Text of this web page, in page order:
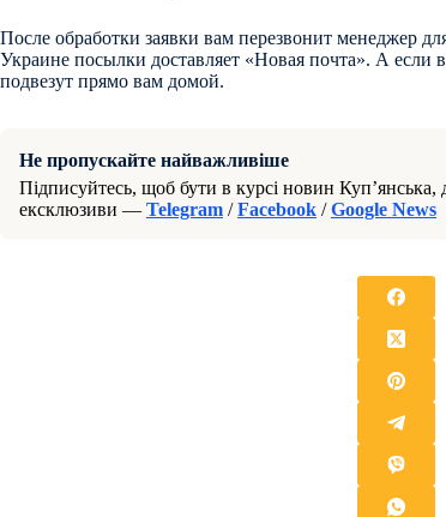
После обработки заявки вам перезвонит менеджер
Украине посылки доставляет «Новая почта». А если
подвезут прямо вам домой.
Не пропускайте найважливіше
Підписуйтесь, щоб бути в курсі новин Куп’янська,
ексклюзиви — Telegram /Facebook /Google News